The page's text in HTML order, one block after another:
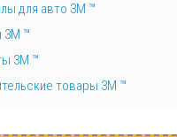
для авто 3М ™
3М ™
3М ™
товары 3М ™